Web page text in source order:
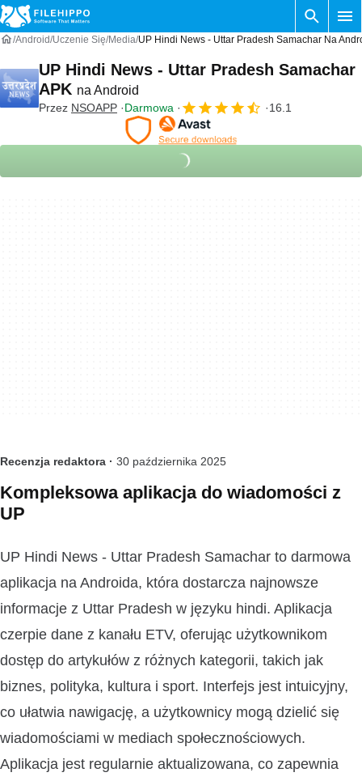
Android Uczenie Się Media UP Hindi News - Uttar Pradesh Samachar Na
UP Hindi News - Uttar Pradesh Samachar
APK na Android
Przez NSOAPP Darmowa 16.1
Recenzja redaktora · 30 października 2025
Kompleksowa aplikacja do wiadomości z
UP
UP Hindi News - Uttar Pradesh Samachar to darmowa
aplikacja na Androida, która dostarcza najnowsze
informacje z Uttar Pradesh w języku hindi. Aplikacja
czerpie dane z kanału ETV, oferując użytkownikom
dostęp do artykułów z różnych kategorii, takich jak
biznes, polityka, kultura i sport. Interfejs jest intuicyjny,
co ułatwia nawigację, a użytkownicy mogą dzielić się
wiadomościami w mediach społecznościowych.
Aplikacja jest regularnie aktualizowana, co zapewnia